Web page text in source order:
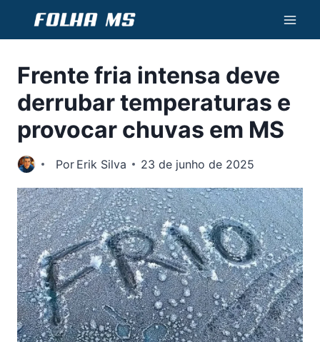
Conteúdo
Frente fria intensa deve
derrubar temperaturas e
provocar chuvas em MS
Por Erik Silva 23 de junho de 2025